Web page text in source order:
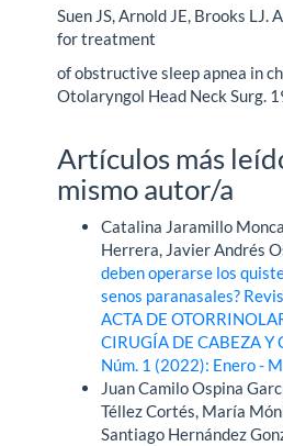
Suen JS, Arnold JE, Brooks LJ.
for treatment
of obstructive sleep apnea in
Otolaryngol Head Neck Surg.
Artículos más
mismo autor/a
Catalina Jaramillo
Herrera, Javier Andrés
deben operarse los
senos paranasales?
ACTA DE
CIRUGÍA DE CABEZA Y
Núm. 1 (2022): Enero -
Juan Camilo Ospina
Téllez Cortés, María
Santiago Hernández